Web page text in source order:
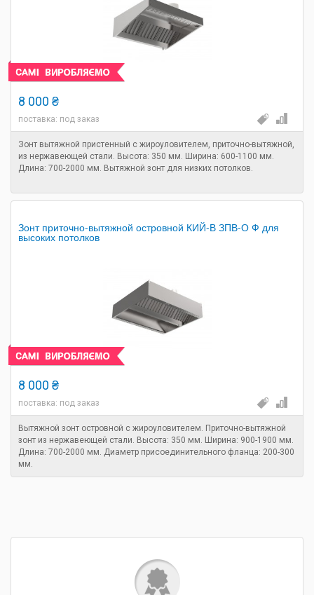
8 000 ₴
поставка: под заказ
Зонт вытяжной пристенный с жироуловителем, приточно-вытяжной,
из нержавеющей стали. Высота: 350 мм. Ширина: 600-1100 мм.
Длина: 700-2000 мм. Вытяжной зонт для низких потолков.
Зонт приточно-вытяжной островной КИЙ-В ЗПВ-О Ф для
высоких потолков
8 000 ₴
поставка: под заказ
Вытяжной зонт островной с жироуловителем. Приточно-вытяжной
зонт из нержавеющей стали. Высота: 350 мм. Ширина: 900-1900 мм.
Длина: 700-2000 мм. Диаметр присоединительного фланца: 200-300
мм.